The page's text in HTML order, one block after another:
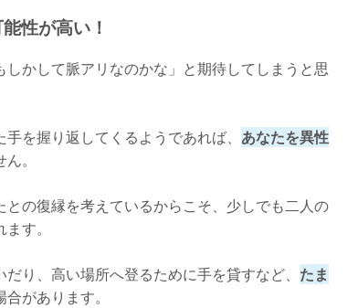
性が高い！
かして脈アリなのかな」と期待してしまうと思
を握り返してくるようであれば、 あなたを異性
。
の復縁を考えているからこそ、少しでも二人の
す。
り、高い場所へ登るために手を貸すなど、 たま
合があります。